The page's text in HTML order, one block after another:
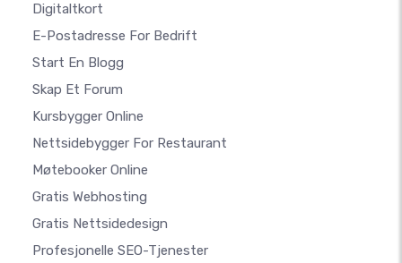
Digitaltkort
E-Postadresse For Bedrift
Start En Blogg
Skap Et Forum
Kursbygger Online
Nettsidebygger For Restaurant
Møtebooker Online
Gratis Webhosting
Gratis Nettsidedesign
Profesjonelle SEO-Tjenester